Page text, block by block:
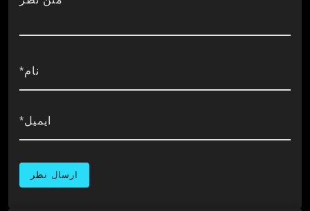
نام*
ایمیل*